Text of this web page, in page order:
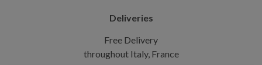
Deliveries
Free Delivery
throughout Italy, France